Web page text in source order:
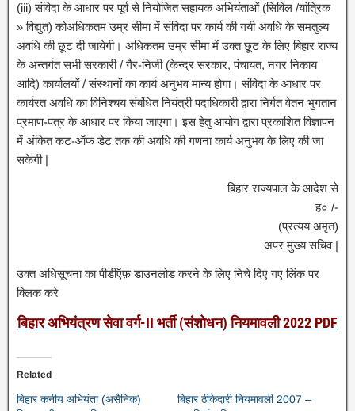
(iii) संविदा के आधार पर पूर्व से नियोजित सहायक अभियंताओं (सिविल /यांत्रिक
» विद्युत) कोअधिकतम उम्र सीमा में संविदा पर कार्य की गयी अवधि के समतुल्य
अवधि की छूट दी जायेगी। अधिकतम उम्र सीमा में उक्त छूट के लिए बिहार राज्य
के अन्तर्गत सभी सरकारी / गैर-निजी (केन्द्र सरकार, पंचायत, नगर निकाय
आदि) कार्यालयों / संस्थानों का कार्य अनुभव मान्य होगा। संविदा के आधार पर
कार्यरत अवधि का विनिश्चय संबंधित नियंत्री पदाधिकारी द्वारा निर्गत वेतन भुगतान
प्रमाण-पत्र के आधार पर किया जाएगा। इस हेतु आयोग द्वारा प्रकाशित विज्ञापन
में अंकित कट-ऑफ डेट तक की अवधि की गणना कार्य अनुभव के लिए की जा
सकेगी |
बिहार राज्यपाल के आदेश से
ह० /-
(प्रत्यय अमृत)
अपर मुख्य सचिव |
उक्त अधिसूचना का पीडीऍफ़ डाउनलोड करने के लिए निचे दिए गए लिंक पर
क्लिक करे
बिहार अभियंत्रण सेवा वर्ग-II भर्ती (संशोधन) नियमावली 2022 PDF
Related
बिहार कनीय अभियंता (असैनिक)
बिहार ठीकेदारी नियमावली 2007 –